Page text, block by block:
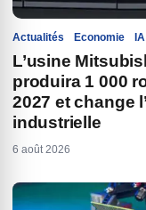
Actualités Economie IA
L’usine
produira 1 000
2027 et change
industrielle
6 août 2026